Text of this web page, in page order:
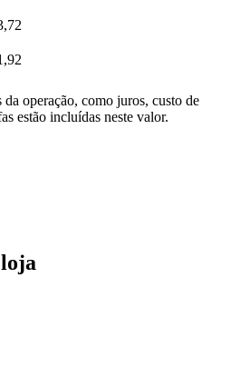
operação, como juros, custo de
estão incluídas neste valor.